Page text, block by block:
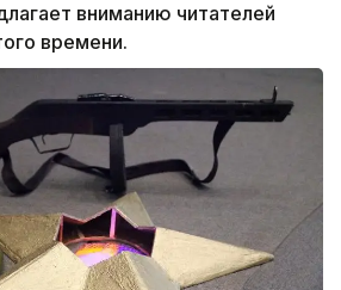
вниманию читателей
времени.